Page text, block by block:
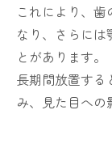
これにより、
なり、さらに
とがあります。
長期間放置す
み、見た目への